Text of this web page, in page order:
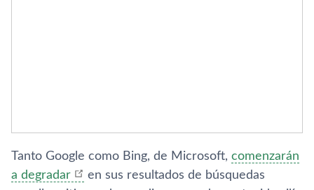
Tanto Google como Bing, de Microsoft, comenzarán
a degradar
en sus resultados de búsquedas